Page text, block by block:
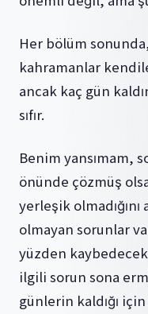
Her bölüm
kahramanlar
ancak kaç gün
sıfır.
Benim yansımam,
önünde çözmüş
yerleşik olmadığını
olmayan sorunlar
yüzden kaybedecek
ilgili sorun sona
günlerin kaldığı